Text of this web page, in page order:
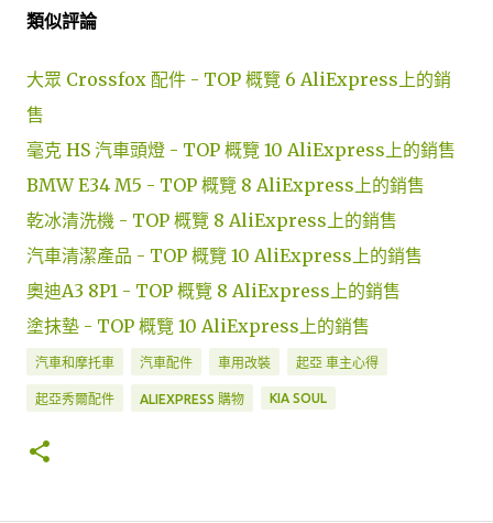
類似評論
大眾 Crossfox 配件 - TOP 概覽 6 AliExpress上的銷
售
毫克 HS 汽車頭燈 - TOP 概覽 10 AliExpress上的銷售
BMW E34 M5 - TOP 概覽 8 AliExpress上的銷售
乾冰清洗機 - TOP 概覽 8 AliExpress上的銷售
汽車清潔產品 - TOP 概覽 10 AliExpress上的銷售
奧迪A3 8P1 - TOP 概覽 8 AliExpress上的銷售
塗抹墊 - TOP 概覽 10 AliExpress上的銷售
汽車和摩托車 汽車配件 車用改裝 起亞 車主心得
起亞秀爾配件 ALIEXPRESS 購物 KIA SOUL